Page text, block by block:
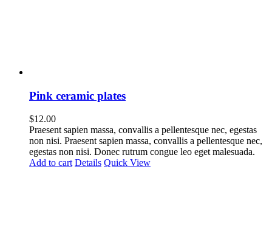
Pink ceramic plates
$12.00
Praesent sapien massa, convallis a pellentesque nec, egestas
non nisi. Praesent sapien massa, convallis a pellentesque nec,
egestas non nisi. Donec rutrum congue leo eget malesuada.
Add to cart Details Quick View